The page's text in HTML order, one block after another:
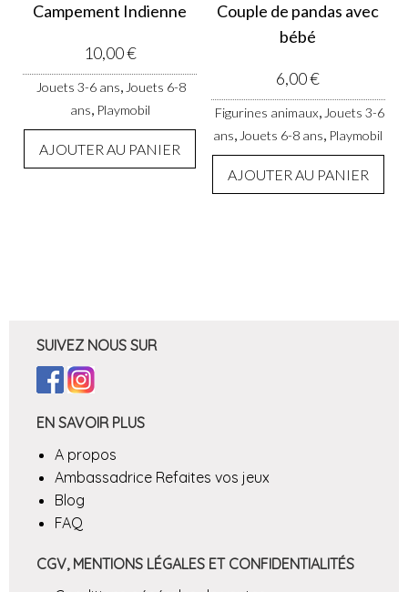
Campement Indienne
10,00€
Jouets 3-6 ans,Jouets 6-8
ans, Playmobil
AJOUTER AU PANIER
Couple de pandas avec
bébé
6,00€
Figurines animaux,Jouets 3-6
ans, Jouets 6-8 ans, Playmobil
AJOUTER AU PANIER
SUIVEZ NOUS SUR
EN SAVOIR PLUS
A propos
Ambassadrice Refaites vos jeux
Blog
FAQ
CGV, MENTIONS LÉGALES ET CONFIDENTIALITÉS